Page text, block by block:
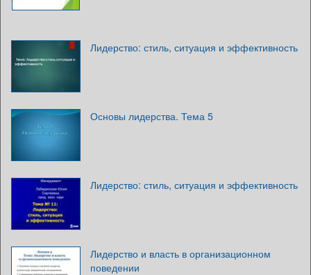
Лидерство: стиль, ситуация и эффективность
Основы лидерства. Тема 5
Лидерство: стиль, ситуация и эффективность
Лидерство и власть в организационном
поведении